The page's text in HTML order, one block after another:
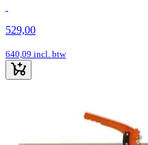
529,00
640,09 incl. btw